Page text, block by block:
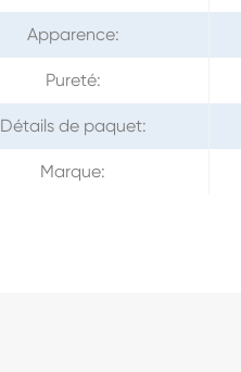
Apparence:
Pureté:
Détails de paquet:
Marque: